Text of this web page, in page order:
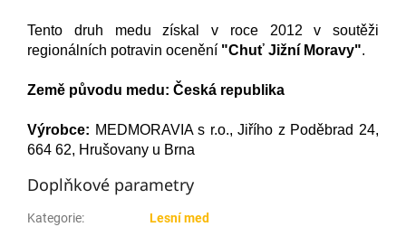
Tento druh medu získal v roce 2012 v soutěži
regionálních potravin ocenění "Chuť Jižní Moravy".
Země původu medu: Česká republika
Výrobce: MEDMORAVIA s r.o., Jiřího z Poděbrad 24,
664 62, Hrušovany u Brna
Doplňkové parametry
Kategorie:
Lesní med